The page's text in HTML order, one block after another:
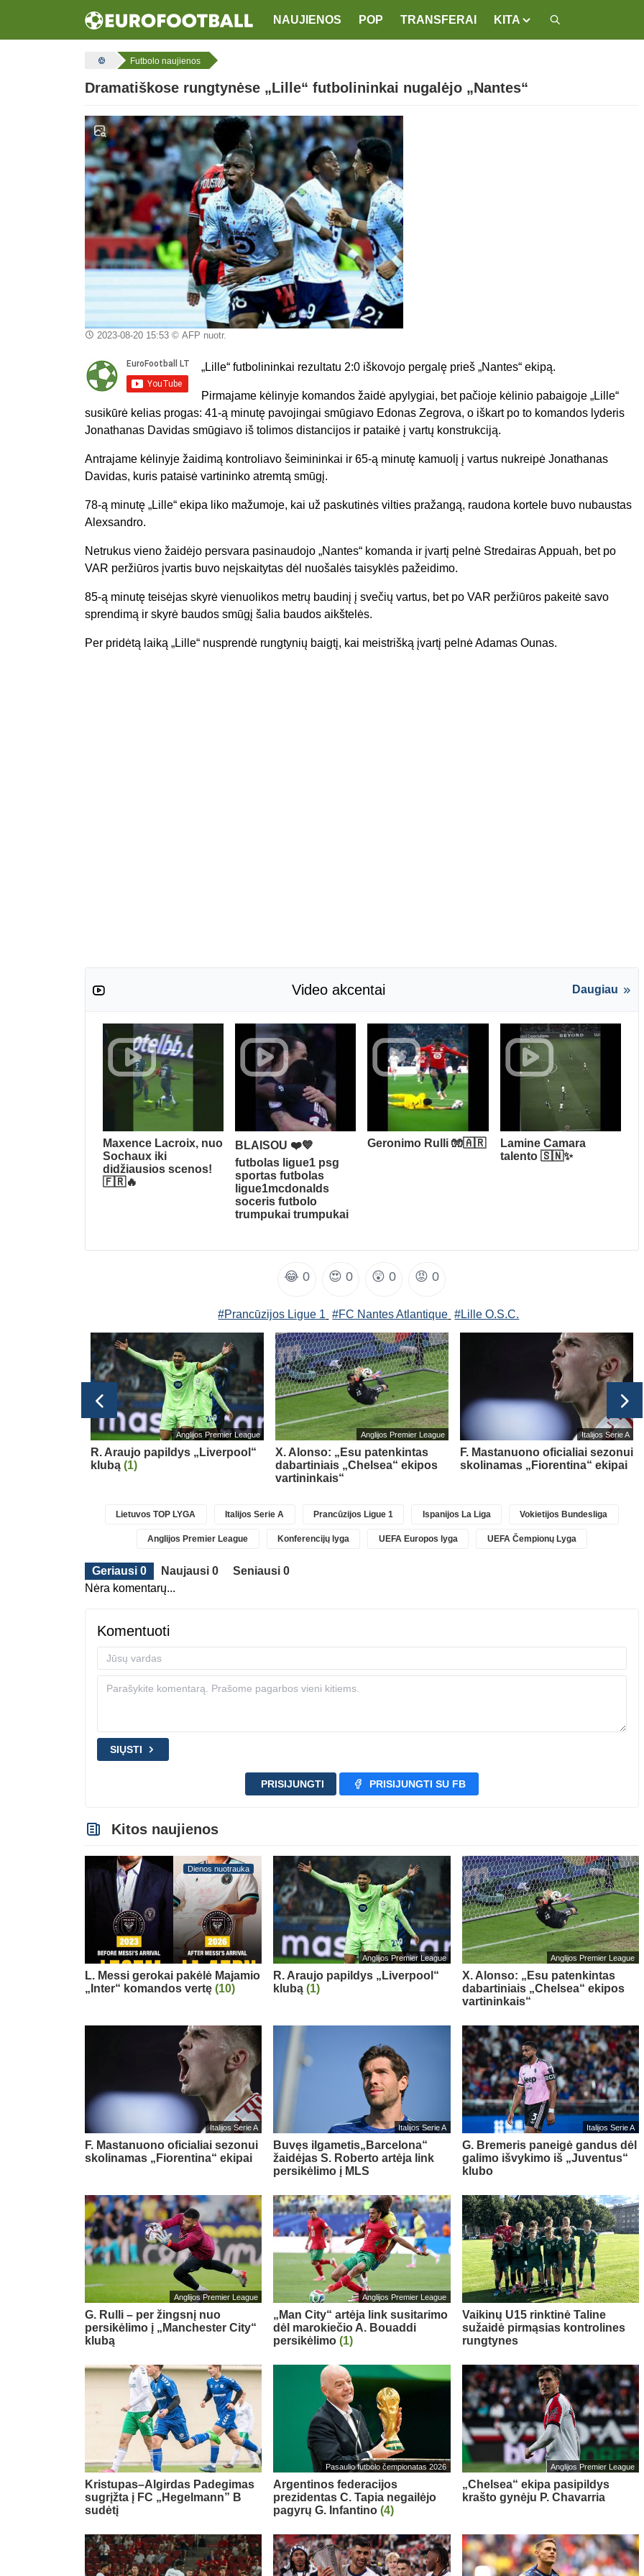
NAUJIENOS POP TRANSFERAI KITA
Futbolo naujienos
Dramatiškose rungtynėse „Lille“ futbolininkai nugalėjo „Nantes“
2023-08-20 15:53© AFP nuotr.
„Lille“ futbolininkai rezultatu 2:0 iškovojo pergalę prieš „Nantes“ ekipą.
Pirmajame kėlinyje komandos žaidė apylygiai, bet pačioje kėlinio pabaigoje „Lille“
susikūrė kelias progas: 41-ą minutę pavojingai smūgiavo Edonas Zegrova, o iškart po to komandos lyderis
Jonathanas Davidas smūgiavo iš tolimos distancijos ir pataikė į vartų konstrukciją.
Antrajame kėlinyje žaidimą kontroliavo šeimininkai ir 65-ą minutę kamuolį į vartus nukreipė Jonathanas
Davidas, kuris pataisė vartininko atremtą smūgį.
78-ą minutę „Lille“ ekipa liko mažumoje, kai už paskutinės vilties pražangą, raudona kortele buvo nubaustas
Alexsandro.
Netrukus vieno žaidėjo persvara pasinaudojo „Nantes“ komanda ir įvartį pelnė Stredairas Appuah, bet po
VAR peržiūros įvartis buvo neįskaitytas dėl nuošalės taisyklės pažeidimo.
85-ą minutę teisėjas skyrė vienuolikos metrų baudinį į svečių vartus, bet po VAR peržiūros pakeitė savo
sprendimą ir skyrė baudos smūgį šalia baudos aikštelės.
Per pridėtą laiką „Lille“ nusprendė rungtynių baigtį, kai meistrišką įvartį pelnė Adamas Ounas.
Video akcentai Daugiau
Maxence Lacroix, nuo
Sochaux iki
didžiausios scenos!
🇫🇷🔥
BLAISOU ❤️💙
futbolas ligue1 psg
sportas futbolas
ligue1mcdonalds
soceris futbolo
trumpukai trumpukai
Geronimo Rulli 🧤🇦🇷
Lamine Camara
talento 🇸🇳✨
😂 0 😍 0 😲 0 😡 0
#Prancūzijos Ligue 1 #FC Nantes Atlantique #Lille O.S.C.
Anglijos Premier League
R. Araujo papildys „Liverpool“
klubą (1)
Anglijos Premier League
X. Alonso: „Esu patenkintas
dabartiniais „Chelsea“ ekipos
vartininkais“
Italijos Serie A
F. Mastanuono oficialiai sezonui
skolinamas „Fiorentina“ ekipai
Lietuvos TOP LYGA Italijos Serie A Prancūzijos Ligue 1 Ispanijos La Liga Vokietijos Bundesliga
Anglijos Premier League Konferencijų lyga UEFA Europos lyga UEFA Čempionų Lyga
Geriausi 0 Naujausi 0
Seniausi 0
Nėra komentarų...
Komentuoti
SIŲSTI
PRISIJUNGTI PRISIJUNGTI SU FB
Kitos naujienos
Dienos nuotrauka
L. Messi gerokai pakėlė Majamio
„Inter“ komandos vertę (10)
Anglijos Premier League
R. Araujo papildys „Liverpool“
klubą(1)
Anglijos Premier League
X. Alonso: „Esu patenkintas
dabartiniais „Chelsea“ ekipos
vartininkais“
Italijos Serie A
F. Mastanuono oficialiai sezonui
skolinamas „Fiorentina“ ekipai
Italijos Serie A
Buvęs ilgametis„Barcelona“
žaidėjas S. Roberto artėja link
persikėlimo į MLS
Italijos Serie A
G. Bremeris paneigė gandus dėl
galimo išvykimo iš „Juventus“
klubo
Anglijos Premier League
G. Rulli – per žingsnį nuo
persikėlimo į „Manchester City“
klubą
Anglijos Premier League
„Man City“ artėja link susitarimo
dėl marokiečio A. Bouaddi
persikėlimo(1)
Vaikinų U15 rinktinė Taline
sužaidė pirmąsias kontrolines
rungtynes
Kristupas–Algirdas Padegimas
sugrįžta į FC „Hegelmann” B
sudėtį
Pasaulio futbolo čempionatas 2026
Argentinos federacijos
prezidentas C. Tapia negailėjo
pagyrų G. Infantino(4)
Anglijos Premier League
„Chelsea“ ekipa pasipildys
krašto gynėju P. Chavarria